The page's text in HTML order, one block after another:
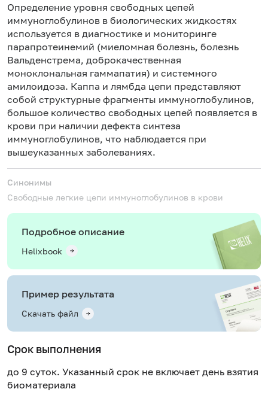
Определение уровня свободных цепей
иммуноглобулинов в биологических жидкостях
используется в диагностике и мониторинге
парапротеинемий (миеломная болезнь, болезнь
Вальденстрема, доброкачественная
моноклональная гаммапатия) и системного
амилоидоза. Каппа и лямбда цепи представляют
собой структурные фрагменты иммуноглобулинов,
большое количество свободных цепей появляется в
крови при наличии дефекта синтеза
иммуноглобулинов, что наблюдается при
вышеуказанных заболеваниях.
Синонимы
Свободные легкие цепи иммуноглобулинов в крови
Подробное описание
Helixbook
Пример результата
Скачать файл
Срок выполнения
до 9 суток. Указанный срок не включает день взятия
биоматериала